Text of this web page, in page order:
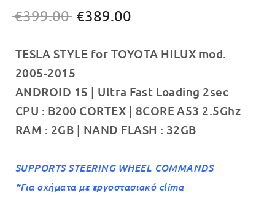
€399.00 Original
was:
€389.00
τιμή
€389.00.
TESLA STYLE for TOYOTA HILUX mod.
2005-2015
ANDROID 15 | Ultra Fast Loading 2sec
CPU : B200 CORTEX | 8CORE A53 2.5Ghz
RAM : 2GB | NAND FLASH : 32GB
SUPPORTS STEERING WHEEL COMMANDS
*Για οχήματα με εργοστασιακό clima